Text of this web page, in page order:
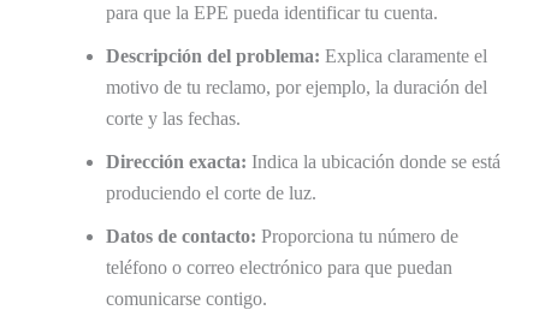
para que la EPE pueda identificar tu cuenta.
Descripción del problema: Explica claramente el
motivo de tu reclamo, por ejemplo, la duración del
corte y las fechas.
Dirección exacta: Indica la ubicación donde se está
produciendo el corte de luz.
Datos de contacto: Proporciona tu número de
teléfono o correo electrónico para que puedan
comunicarse contigo.